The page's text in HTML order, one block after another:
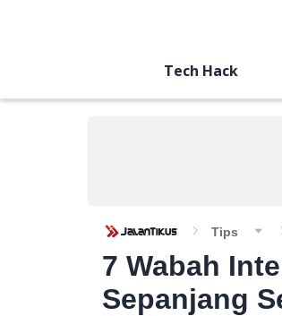
Tech Hack
Tips
7 Wabah
Sepanjang